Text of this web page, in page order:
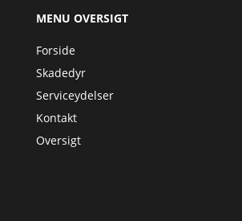
MENU OVERSIGT
Forside
Skadedyr
Serviceydelser
Kontakt
Oversigt